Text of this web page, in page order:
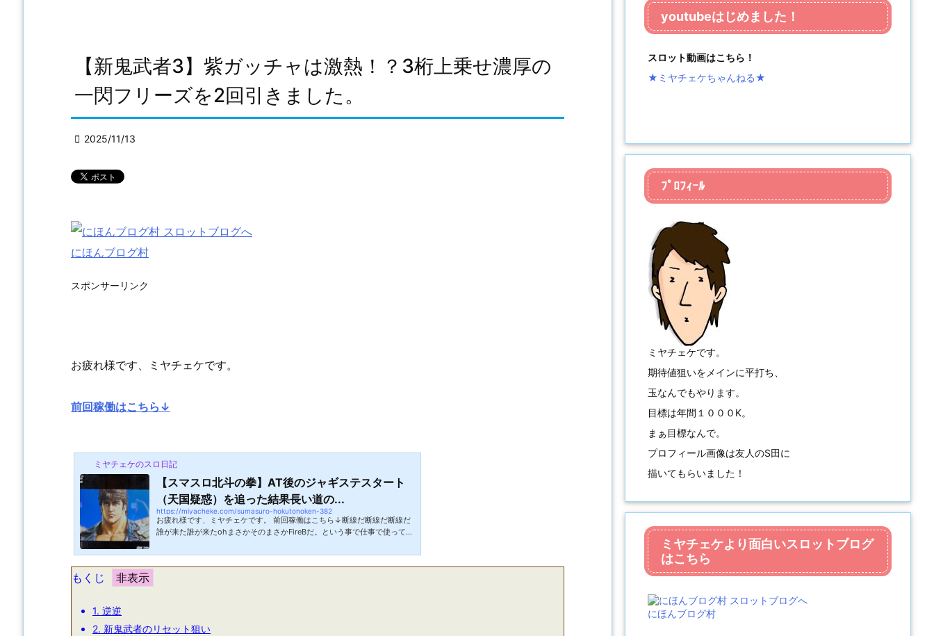
【新鬼武者3】紫ガッチャは激熱！？3桁上乗せ濃厚の
一閃フリーズを2回引きました。
 2025/11/13
にほんブログ村
スポンサーリンク
お疲れ様です、ミヤチェケです。
前回稼働はこちら↓
ミヤチェケのスロ日記
【スマスロ北斗の拳】AT後のジャギステスタート
（天国疑惑）を追った結果長い道の...
https://miyacheke.com/sumasuro-hokutonoken-382
お疲れ様です、ミヤチェケです。 前回稼働はこちら↓断線だ断線だ断線だ
誰が来た誰が来たohまさかそのまさかFireBだ。という事で仕事で使ってい
に使っていた延長ケーブルなのですがなくてもコンセントの近くであれば
ＰＣは使えるのでそこまで大きな問題ではないのですがただこれが意外に
もくじ
1. 逆逆
2. 新鬼武者のリセット狙い
youtubeはじめました！
スロット動画はこちら！
★ミヤチェケちゃんねる★
ﾌﾟﾛﾌｨｰﾙ
ミヤチェケです。
期待値狙いをメインに平打ち、
玉なんでもやります。
目標は年間１０００K。
まぁ目標なんで。
プロフィール画像は友人のS田に
描いてもらいました！
ミヤチェケより面白いスロットブログ
はこちら
にほんブログ村